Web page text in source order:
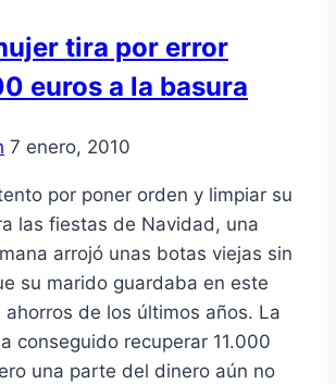
tira por error
euros a la basura
7 enero, 2010
por poner orden y limpiar su
las fiestas de Navidad, una
arrojó unas botas viejas sin
su marido guardaba en este
ahorros de los últimos años. La
conseguido recuperar 11.000
una parte del dinero aún no